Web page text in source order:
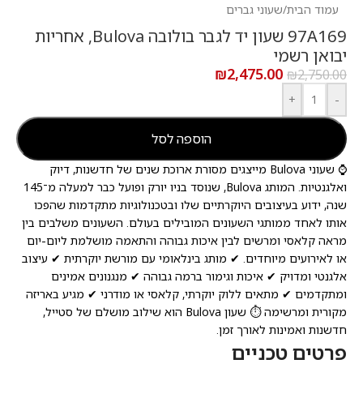
עמוד הבית/שעוני גברים
97A169 שעון יד לגבר בולובה Bulova, אחריות
יבואן רשמי
₪2,750.00
₪2,475.00
-
+
הוספה לסל
⌚ שעוני Bulova מייצגים מסורת ארוכת שנים של חדשנות, דיוק
ואלגנטיות. המותג Bulova, שנוסד בניו יורק ופועל כבר למעלה מ־145
שנה, ידוע בעיצובים היוקרתיים שלו ובטכנולוגיות מתקדמות שהפכו
אותו לאחד ממותגי השעונים המובילים בעולם. השעונים משלבים בין
מראה קלאסי ומרשים לבין איכות גבוהה והתאמה מושלמת ליום-יום
או לאירועים מיוחדים. ✔ מותג בינלאומי עם מורשת יוקרתית ✔ עיצוב
אלגנטי ומדויק ✔ איכות וגימור ברמה גבוהה ✔ מנגנונים אמינים
ומתקדמים ✔ מתאים ללוק יוקרתי, קלאסי או מודרני ✔ מגיע באריזה
מקורית ומרשימה ⏱️ שעון Bulova הוא שילוב מושלם של סטייל,
חדשנות ואמינות לאורך זמן.
פרטים טכניים